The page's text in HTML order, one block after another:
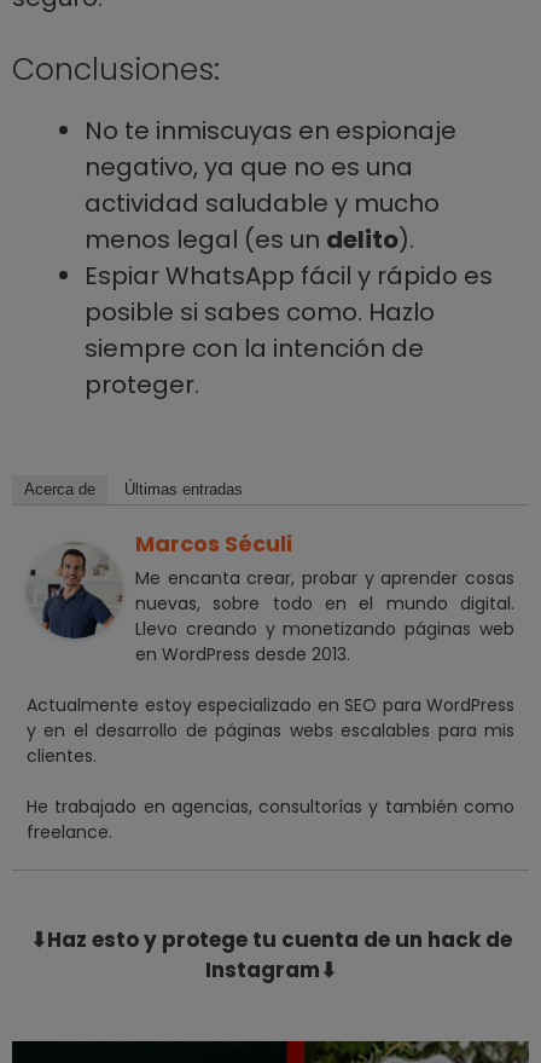
Conclusiones:
No te inmiscuyas en espionaje
negativo, ya que no es una
actividad saludable y mucho
menos legal (es un delito).
Espiar WhatsApp fácil y rápido es
posible si sabes como. Hazlo
siempre con la intención de
proteger.
Acerca de Últimas entradas
Marcos Séculi
Me encanta crear, probar y aprender cosas
nuevas, sobre todo en el mundo digital.
Llevo creando y monetizando páginas web
en WordPress desde 2013.
Actualmente estoy especializado en SEO para WordPress
y en el desarrollo de páginas webs escalables para mis
clientes.
He trabajado en agencias, consultorías y también como
freelance.
⬇Haz esto y protege tu cuenta de un hack de
Instagram⬇